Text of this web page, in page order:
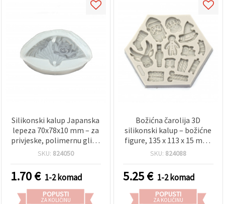
Silikonski kalup Japanska
lepeza 70x78x10 mm – za
privjeske, polimernu glinu
i epoksi smolu, DIY izrada
SKU: 824050
1.70€ 1-2 komad
POPUSTI
ZA KOLIČINU
Božićna čarolija 3D
silikonski kalup – božićne
figure, 135 x 113 x 15 mm,
fleksibilan, višekratan
polimernu glinu, za uradi
sam dekoracije i izradu
ukrasa
SKU: 824088
5.25€ 1-2 komad
POPUSTI
ZA KOLIČINU